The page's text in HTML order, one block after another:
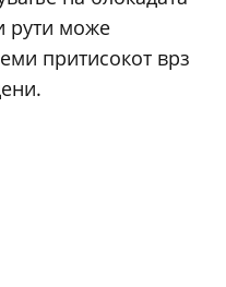
рути може
притисокот врз